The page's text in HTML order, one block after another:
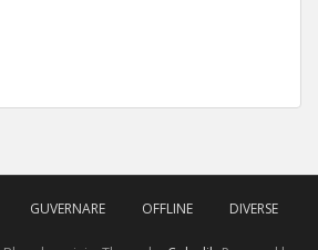
GUVERNARE OFFLINE DIVERSE